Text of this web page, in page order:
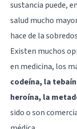
sustancia puede,
salud mucho
hace de la
Existen muchos
en medicina, los
codeína, la
heroína, la
sido o son